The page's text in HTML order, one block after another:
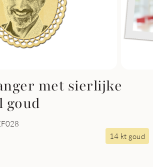
met sierlijke
goud
14 kt goud